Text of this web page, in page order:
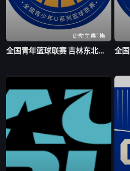
更新至第1集
全国青年篮球联赛 吉林东北虎75-63北京首钢20260805